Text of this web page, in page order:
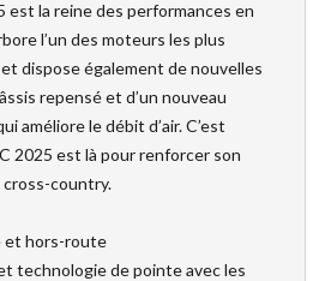
est la reine des performances en
l’un des moteurs les plus
dispose également de nouvelles
repensé et d’un nouveau
améliore le débit d’air. C’est
2025 est là pour renforcer son
country.
et hors-route
technologie de pointe avec les